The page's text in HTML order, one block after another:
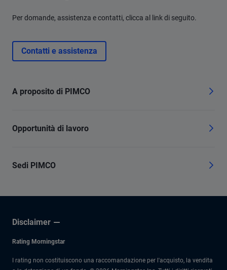
Per domande, assistenza e contatti, clicca al link di seguito.
Contatti e assistenza
A proposito di PIMCO
Opportunità di lavoro
Sedi PIMCO
Disclaimer
Rating Morningstar
I rating non costituiscono una raccomandazione per l'acquisto, la vendita